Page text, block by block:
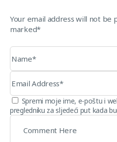
Your email address will not be
marked*
Spremi moje ime, e-poštu i
pregledniku za sljedeći put kada